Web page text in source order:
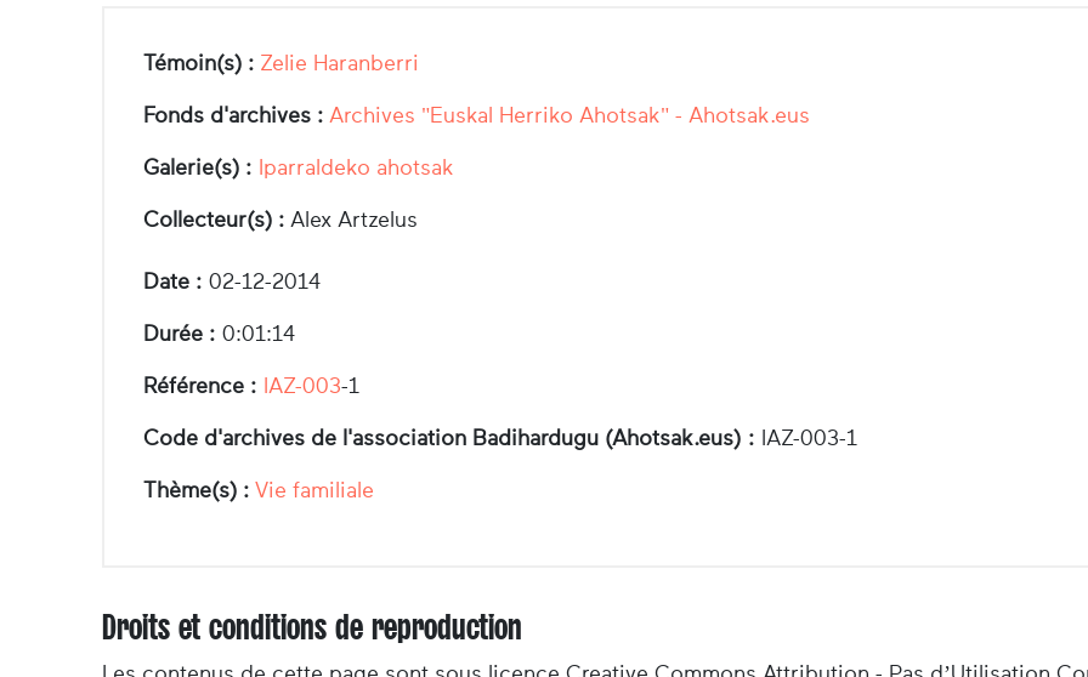
Témoin(s) : Zelie Haranberri
Fonds d'archives : Archives "Euskal Herriko Ahotsak" - Ahotsak.eus
Galerie(s) : Iparraldeko ahotsak
Collecteur(s) : Alex Artzelus
Date : 02-12-2014
Durée : 0:01:14
Référence : IAZ-003-1
Code d'archives de l'association Badihardugu (Ahotsak.eus) : IAZ-003-1
Thème(s) : Vie familiale
Droits et conditions de reproduction